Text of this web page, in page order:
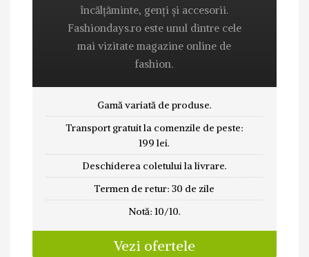
încălțăminte, genți și accesorii.
Fashiondays.ro este unul dintre cele
mai vizitate magazine online de
fashion.
Gamă variată de produse.
Transport gratuit la comenzile de peste:
199 lei.
Deschiderea coletului la livrare.
Termen de retur: 30 de zile
Notă: 10/10.
Vezi ofertele